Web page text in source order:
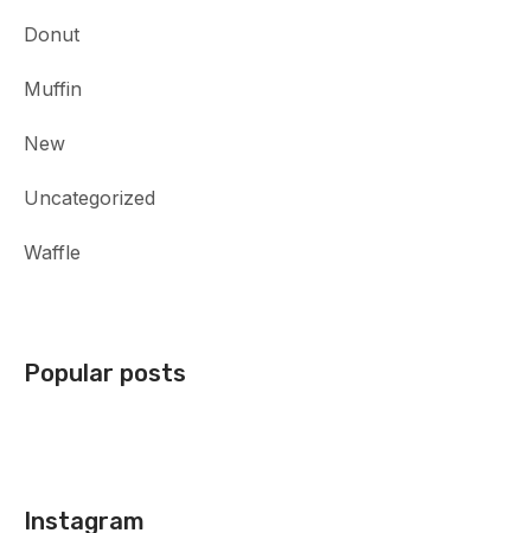
Donut
Muffin
New
Uncategorized
Waffle
Popular posts
Instagram